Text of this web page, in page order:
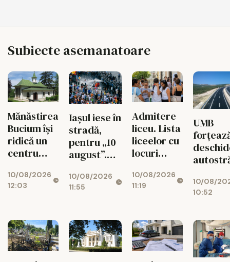
Subiecte asemanatoare
Mănăstirea
Bucium își
ridică un
centru
uriaș
10/08/2026
12:03
Iașul iese în
stradă,
pentru „10
august”.
memoria
protestelor
violent la
București
10/08/2026
11:55
Admitere
liceu. Lista
liceelor cu
locuri
10/08/2026
11:19
UMB
la Bacău
10/08/
10:52